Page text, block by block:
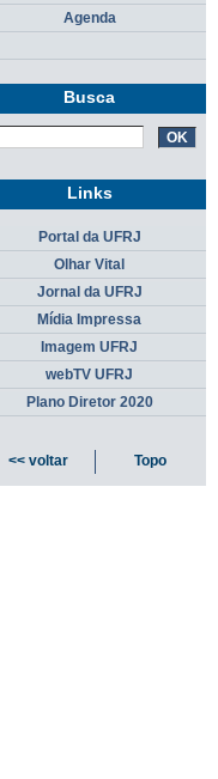
Agenda
Busca
Links
Portal da UFRJ
Olhar Vital
Jornal da UFRJ
Mídia Impressa
Imagem UFRJ
webTV UFRJ
Plano Diretor 2020
<< voltar Topo